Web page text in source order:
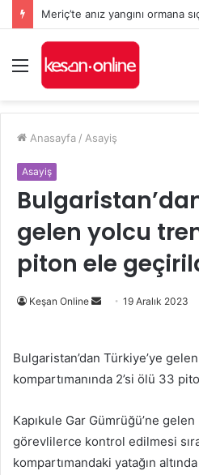
Menü
Anasayfa / Asayiş
Asayiş
gelen yolcu
piton ele
Keşan Online
Bir
göndermek
19 Aralık 2023
Bulgaristan’dan Türkiye’ye
kompartımanında 2’si ölü 33
Kapıkule Gar Gümrüğü’ne
görevlilerce kontrol edilmesi
kompartımandaki yatağın